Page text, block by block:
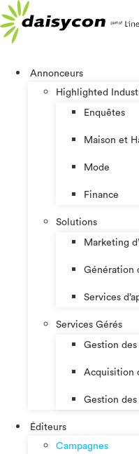
Aller
au
contenu
Annonceurs
Highlighted
Enquêtes
Maison et
Mode
Finance
Solutions
Marketing
Génération
Services
Services Gérés
Gestion des
Acquisition
Gestion des
Éditeurs
Campagnes